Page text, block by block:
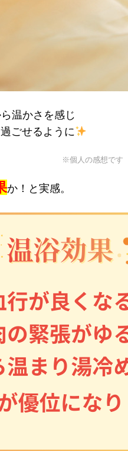
温かさを感じ
ごせるように
※個人の感想です
か！と実感。